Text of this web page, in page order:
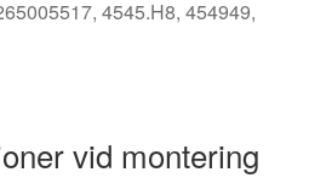
4545.H8, 454949,
vid montering